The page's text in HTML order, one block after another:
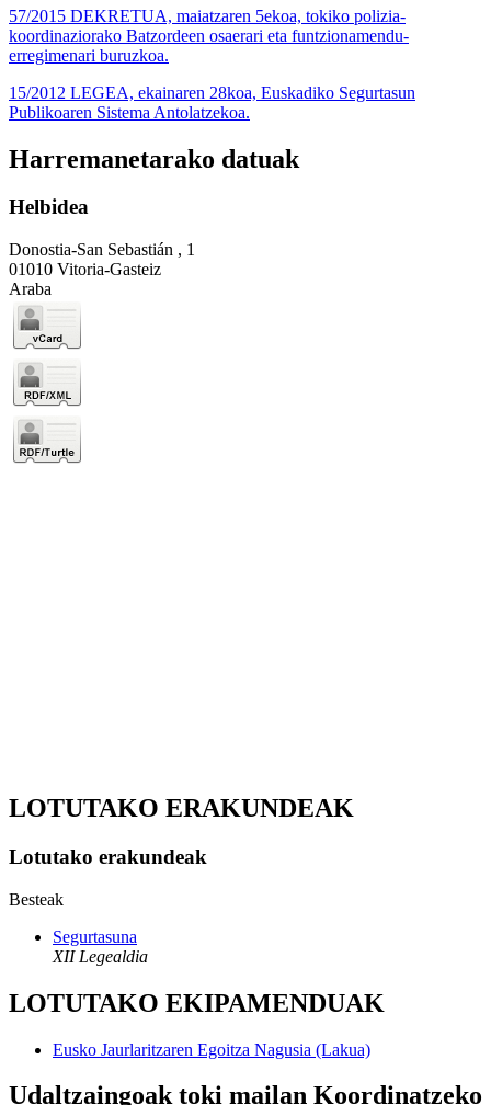
57/2015 DEKRETUA, maiatzaren 5ekoa, tokiko polizia-
koordinaziorako Batzordeen osaerari eta funtzionamendu-
erregimenari buruzkoa.
15/2012 LEGEA, ekainaren 28koa, Euskadiko Segurtasun
Publikoaren Sistema Antolatzekoa.
Harremanetarako datuak
Helbidea
Donostia-San Sebastián , 1
01010 Vitoria-Gasteiz
Araba
LOTUTAKO ERAKUNDEAK
Lotutako erakundeak
Besteak
Segurtasuna
XII Legealdia
LOTUTAKO EKIPAMENDUAK
Eusko Jaurlaritzaren Egoitza Nagusia (Lakua)
Udaltzaingoak toki mailan Koordinatzeko